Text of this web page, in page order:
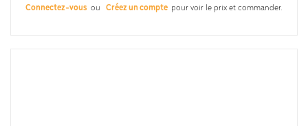
Connectez-vous ou Créez un compte pour voir le prix et commander.